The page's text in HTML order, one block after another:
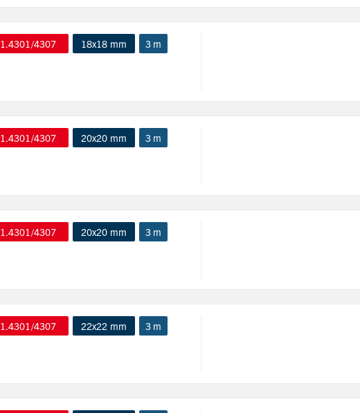
1.4301/4307 18x18 mm 3 m
1.4301/4307 20x20 mm 3 m
1.4301/4307 20x20 mm 3 m
1.4301/4307 22x22 mm 3 m